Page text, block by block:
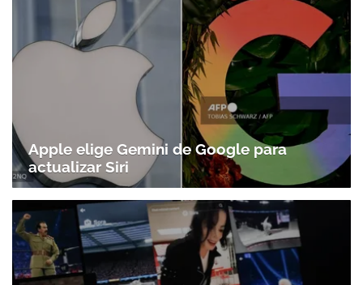
Apple elige Gemini de Google para
actualizar Siri